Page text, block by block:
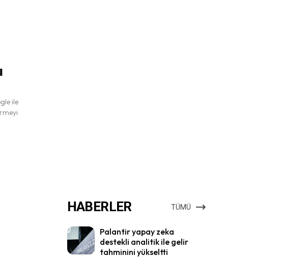
ile
HABERLER TÜMÜ
Palantir yapay zeka
destekli analitik ile gelir
tahminini yükseltti